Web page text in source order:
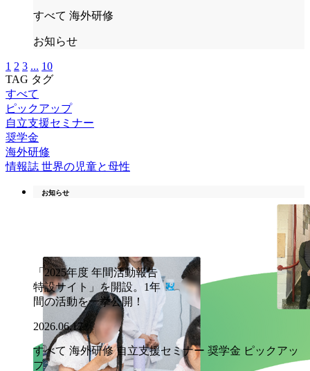
すべて 海外研修
お知らせ
1 2 3 ... 10
TAG タグ
すべて
ピックアップ
自立支援セミナー
奨学金
海外研修
情報誌 世界の児童と母性
お知らせ
「2025年度 年間活動報告
特設サイト」を開設。1年
間の活動を一挙公開！
2026.06.17
すべて 海外研修 自立支援セミナー 奨学金 ピックアッ
プ